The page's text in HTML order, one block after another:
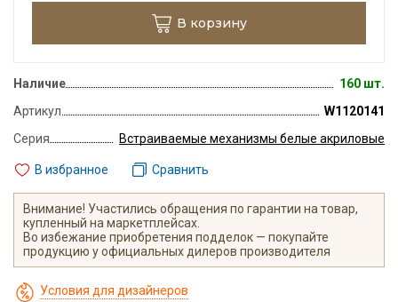
В корзину
Наличие
160 шт.
Артикул
W1120141
Серия
Встраиваемые механизмы белые акриловые
В избранное Сравнить
Внимание! Участились обращения по гарантии на товар,
купленный на маркетплейсах.
Во избежание приобретения подделок — покупайте
продукцию у официальных дилеров производителя
Условия для дизайнеров